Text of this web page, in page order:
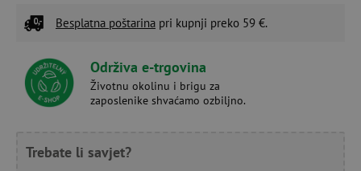
Besplatna poštarina pri kupnji preko 59 €.
Održiva e-trgovina
Životnu okolinu i brigu za
zaposlenike shvaćamo ozbiljno.
Trebate li savjet?